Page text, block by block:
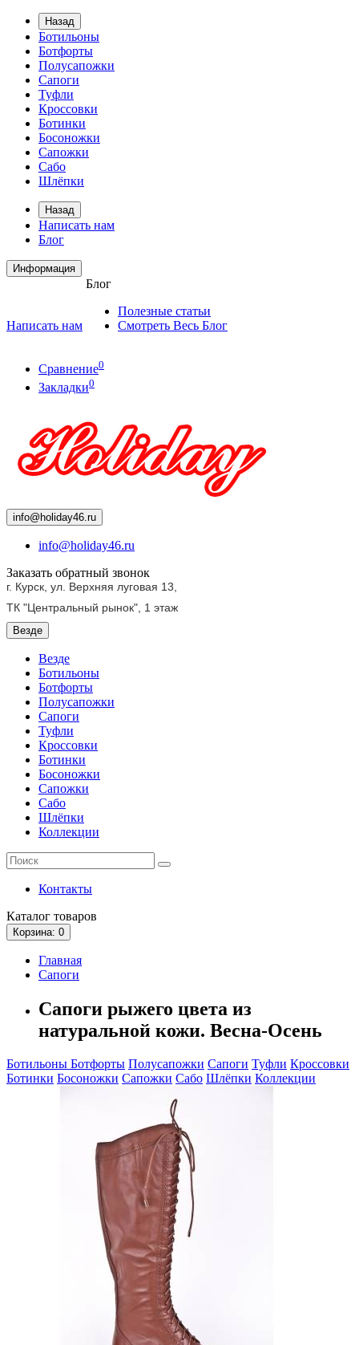
Назад
Ботильоны
Ботфорты
Полусапожки
Сапоги
Туфли
Кроссовки
Ботинки
Босоножки
Сапожки
Сабо
Шлёпки
Назад
Написать нам
Блог
Информация
Написать нам
Блог
Полезные статьи
Смотреть Весь Блог
Сравнение0
Закладки0
info@holiday46.ru
info@holiday46.ru
Заказать обратный звонок
г. Курск, ул. Верхняя луговая 13,
ТК "Центральный рынок", 1 этаж
Везде
Везде
Ботильоны
Ботфорты
Полусапожки
Сапоги
Туфли
Кроссовки
Ботинки
Босоножки
Сапожки
Сабо
Шлёпки
Коллекции
Контакты
Каталог товаров
Корзина: 0
Главная
Сапоги
Сапоги рыжего цвета из
натуральной кожи. Весна-Осень
Ботильоны Ботфорты Полусапожки Сапоги Туфли Кроссовки
Ботинки Босоножки Сапожки Сабо Шлёпки Коллекции